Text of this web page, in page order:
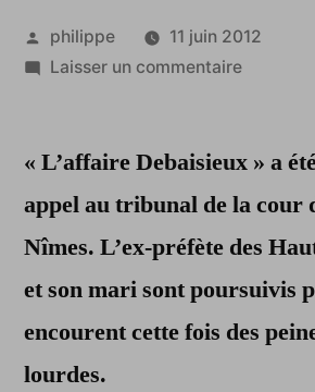
Publié
par
philippe
11 juin 2012
Laisser un commentairesur
des
Pyrénées
et
son
à
« L’affaire Debaisieux » a
appel au tribunal de la cour
Nîmes. L’ex-préfète des
et son mari sont poursuivis
encourent cette fois des
lourdes.